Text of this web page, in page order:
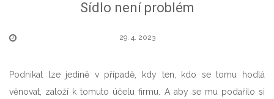
Sídlo není problém
29. 4. 2023
Podnikat lze jedině v případě, kdy ten, kdo se tomu hodlá
věnovat, založí k tomuto účelu firmu. A aby se mu podařilo si